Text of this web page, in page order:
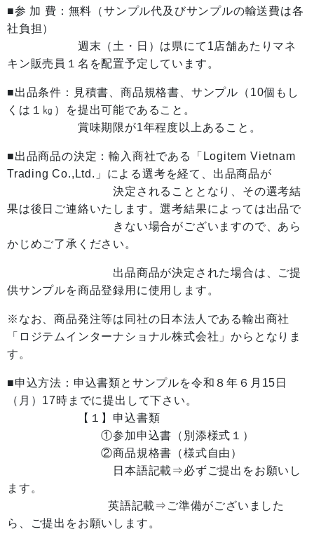
■参 加 費：無料（サンプル代及びサンプルの輸送費は各
社負担）
週末（土・日）は県にて1店舗あたりマネ
キン販売員１名を配置予定しています。
■出品条件：見積書、商品規格書、サンプル（10個もし
くは１㎏）を提出可能であること。
賞味期限が1年程度以上あること。
■出品商品の決定：輸入商社である「Logitem Vietnam
Trading Co.,Ltd.」による選考を経て、出品商品が
決定されることとなり、その選考結
果は後日ご連絡いたします。選考結果によっては出品で
きない場合がございますので、あら
かじめご了承ください。
出品商品が決定された場合は、ご提
供サンプルを商品登録用に使用します。
※なお、商品発注等は同社の日本法人である輸出商社
「ロジテムインターナショナル株式会社」からとなりま
す。
■申込方法：申込書類とサンプルを令和８年６月15日
（月）17時までに提出して下さい。
【１】申込書類
①参加申込書（別添様式１）
②商品規格書（様式自由）
日本語記載⇒必ずご提出をお願いし
ます。
英語記載⇒ご準備がございました
ら、ご提出をお願いします。